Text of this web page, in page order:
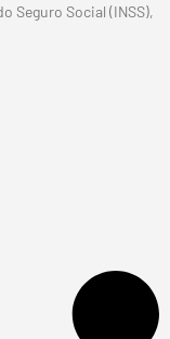
Seguro Social (INSS),